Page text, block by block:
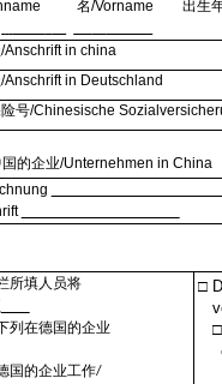
名/Vorname 出生
/Anschrift in china
/Anschrift in Deutschland
号/Chinesische
的企业/Unternehmen in China
所填人员将
列在德国的企业
国的企业工作/
□
□